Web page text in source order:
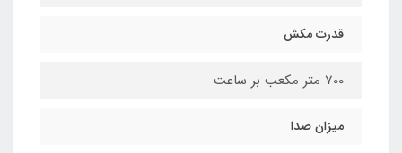
قدرت مکش
700 متر مکعب بر ساعت
میزان صدا